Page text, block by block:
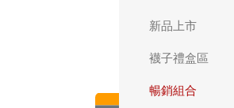
新品上市
襪子禮盒區
暢銷組合